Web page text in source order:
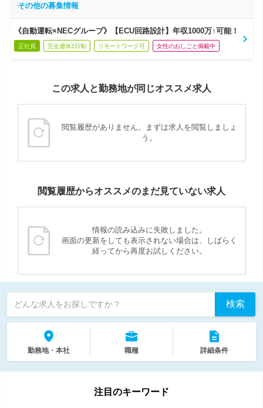
その他の募集情報
《自動運転×NECグループ》【ECU回路設計】年収1000万↑可能！
正社員 完全週休2日制 リモートワーク可 女性のおしごと掲載中
この求人と勤務地が同じオススメ求人
閲覧履歴がありません。まずは求人を閲覧しましょ
う。
閲覧履歴からオススメのまだ見ていない求人
情報の読み込みに失敗しました。
画面の更新をしても表示されない場合は、しばらく
経ってから再度お試しください。
どんな求人をお探しですか？ 検索
勤務地・本社 職種 詳細条件
注目のキーワード